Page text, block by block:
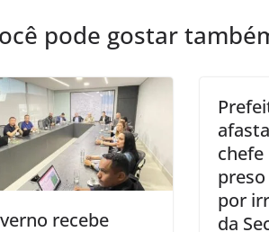
pode gostar
recebe
chefe
por
da